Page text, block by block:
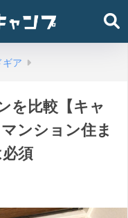
ギア
を比較【キャ
ンション住ま
須